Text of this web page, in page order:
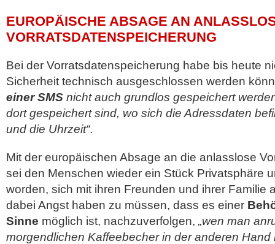
EUROPÄISCHE ABSAGE AN
VORRATSDATENSPEICHERUNG
Bei der Vorratsdatenspeicherung habe bis heute
Sicherheit technisch ausgeschlossen werden
einer SMS nicht auch grundlos gespeichert
dort gespeichert sind, wo sich die Adressdaten
und die Uhrzeit“.
Mit der europäischen Absage an die anlasslose
sei den Menschen wieder ein Stück Privatsphäre
worden, sich mit ihren Freunden und ihrer Familie
dabei Angst haben zu müssen, dass es einer
Sinne möglich ist, nachzuverfolgen, „wen man
morgendlichen Kaffeebecher in der anderen Hand